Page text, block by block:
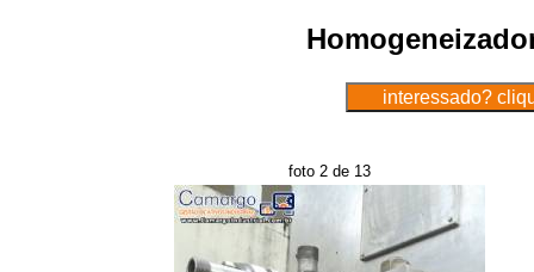
foto 2 de 13